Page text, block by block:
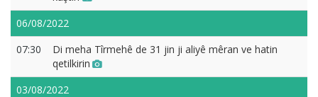
06/08/2022
07:30
Di meha Tîrmehê de 31 jin ji aliyê mêran ve hatin
qetilkirin
03/08/2022